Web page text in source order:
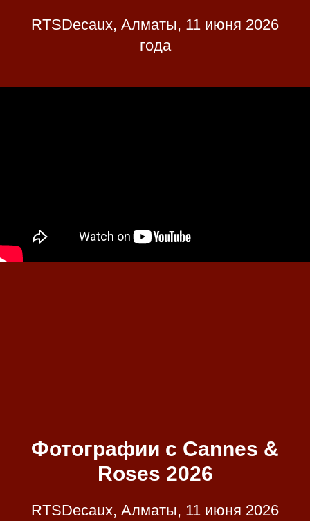
RTSDecaux, Алматы, 11 июня 2026
года
Фотографии с Cannes &
Roses 2026
RTSDecaux, Алматы, 11 июня 2026